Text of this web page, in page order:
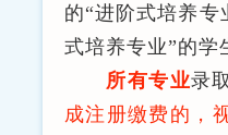
的“进阶式培养专
式培养专业”的学
所有专业录
成注册缴费的，